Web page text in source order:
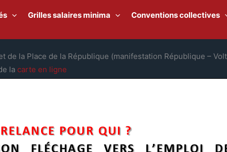
Grilles salaires minima Conventions collectives
de la Place de la République (manifestation République –
la carte en ligne